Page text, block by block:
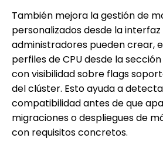
También mejora la gestión de
personalizados desde la interfaz
administradores pueden crear,
perfiles de CPU desde la
con visibilidad sobre flags
del clúster. Esto ayuda a
compatibilidad antes de que
migraciones o despliegues de
con requisitos concretos.